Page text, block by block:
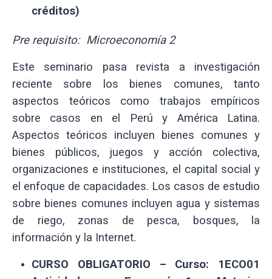
créditos)
Pre requisito: Microeconomía 2
Este seminario pasa revista a investigación
reciente sobre los bienes comunes, tanto
aspectos teóricos como trabajos empíricos
sobre casos en el Perú y América Latina.
Aspectos teóricos incluyen bienes comunes y
bienes públicos, juegos y acción colectiva,
organizaciones e instituciones, el capital social y
el enfoque de capacidades. Los casos de estudio
sobre bienes comunes incluyen agua y sistemas
de riego, zonas de pesca, bosques, la
información y la Internet.
CURSO OBLIGATORIO – Curso: 1ECO01